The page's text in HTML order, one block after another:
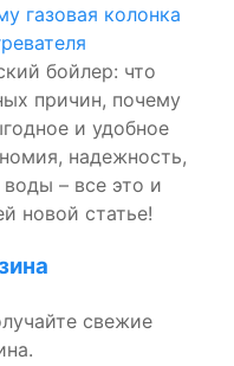
газовая колонка
бойлер: что
причин, почему
и удобное
надежность,
– все это и
новой статье!
свежие